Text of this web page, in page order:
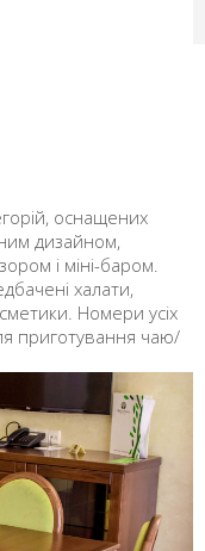
оснащених
дизайном,
і міні-баром.
халати,
Номери усіх
приготування чаю/